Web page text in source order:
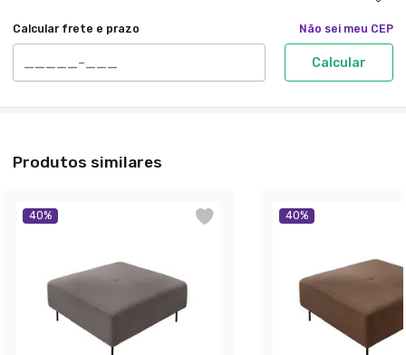
Calcular frete e prazo Não sei meu CEP
Calcular
Produtos similares
40% 40%